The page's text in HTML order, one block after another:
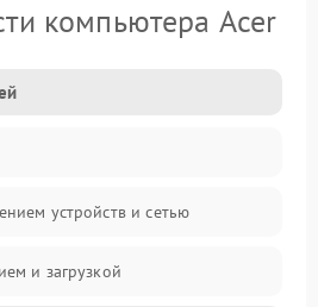
компьютера Acer
устройств и сетью
и загрузкой